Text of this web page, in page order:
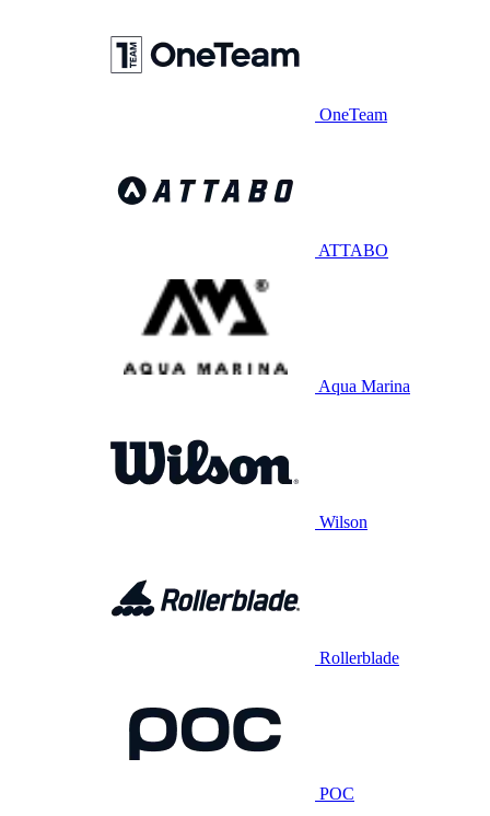
OneTeam
ATTABO
Aqua Marina
Wilson
Rollerblade
POC